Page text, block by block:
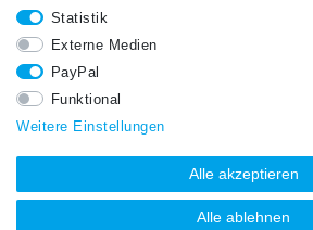
STAY CONNECTED.
Statistik
Externe Medien
PayPal
Funktional
Weitere Einstellungen
Alle akzeptieren
Alle ablehnen